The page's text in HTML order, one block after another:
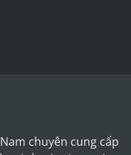
chuyên cung cấp